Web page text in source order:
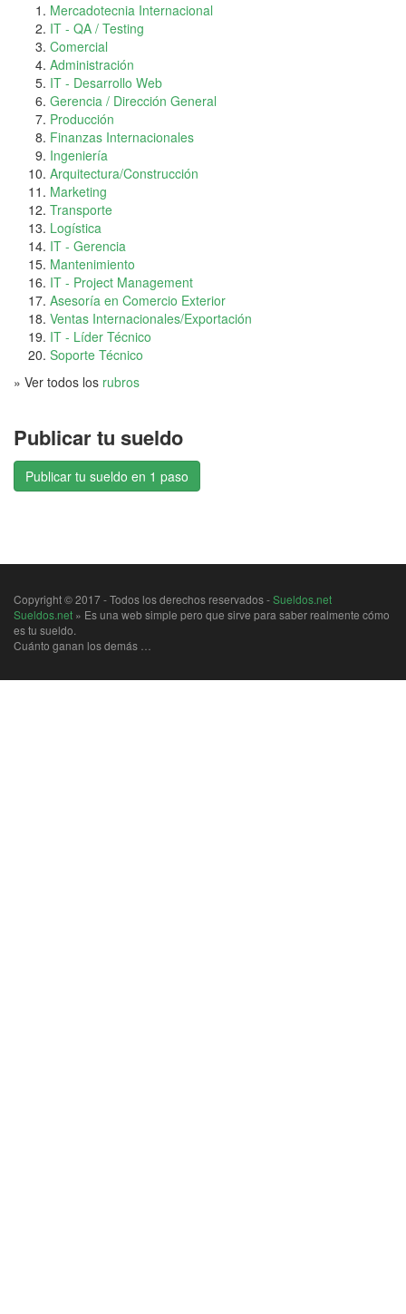
Mercadotecnia Internacional
IT - QA / Testing
Comercial
Administración
IT - Desarrollo Web
Gerencia / Dirección General
Producción
Finanzas Internacionales
Ingeniería
Arquitectura/Construcción
Marketing
Transporte
Logística
IT - Gerencia
Mantenimiento
IT - Project Management
Asesoría en Comercio Exterior
Ventas Internacionales/Exportación
IT - Líder Técnico
Soporte Técnico
» Ver todos los rubros
Publicar tu sueldo
Publicar tu sueldo en 1 paso
Copyright © 2017 - Todos los derechos reservados -Sueldos.net
Sueldos.net » Es una web simple pero que sirve para saber realmente cómo
es tu sueldo.
Cuánto ganan los demás …